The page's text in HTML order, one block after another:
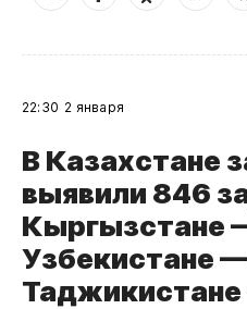
22:30 2 января
В Казахстане
выявили 846
Кыргызстане
Узбекистане